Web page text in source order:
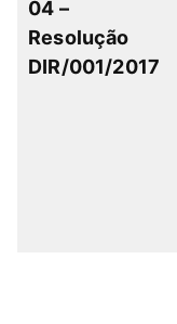
04 –
Resolução
DIR/001/2017